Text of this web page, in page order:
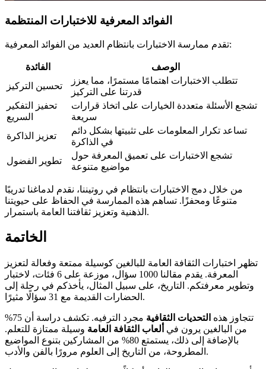
الفوائد المعرفية للاختبارات المنتظمة
تقدم ممارسة الاختبارات بانتظام العديد من الفوائد المعرفية:
الفائدة
الوصف
تحسين التركيز
تتطلب الاختبارات اهتمامًا مستمرًا، مما يعزز
قدرتنا على التركيز
تحفيز التفكير
السريع
تشجع الأسئلة متعددة الخيارات على اتخاذ قرارات
سريعة
تعزيز الذاكرة
تساعد تكرار المعلومات على تثبيتها بشكل دائم
في الذاكرة
تطوير الفضول
تشجع الاختبارات على تعميق المعرفة حول
مواضيع متنوعة
من خلال دمج الاختبارات بانتظام في روتيننا، نقدم لدماغنا تدريبًا
متنوعًا ومحفزًا. تساهم هذه الممارسة في الحفاظ على حيويتنا
الذهنية وتعزيز ثقافتنا العامة باستمرار.
الخاتمة
تظهر اختبارات الثقافة العامة للبالغين كوسيلة ممتعة وفعالة لتعزيز
المعرفة. يقدم مقالنا 1000 سؤال، موزعة على 6 فئات، لاختبار
وتطوير معرفتكم. التاريخ، على سبيل المثال، يأخذكم في رحلة إلى
الحضارات القديمة مع 31 سؤالًا مثيرًا.
تتجاوز هذه التحديات الثقافية
مجرد الترفيه. تكشف دراسة أن 75%
من البالغين يرون في ألعاب الثقافة العامة وسيلة ممتازة للتعلم.
بالإضافة إلى ذلك، يستمتع 80% من المشاركين بتنوع المواضيع
المطروحة، من التاريخ إلى العلوم مرورًا بالفن والأدب.